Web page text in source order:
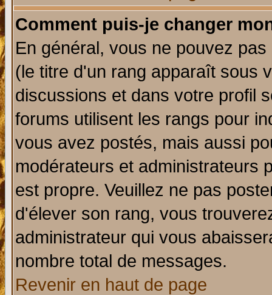
Comment puis-je changer
En général, vous ne pouvez
(le titre d'un rang apparaît sous
discussions et dans votre profil
forums utilisent les rangs pour
vous avez postés, mais aussi
modérateurs et administrateurs
est propre. Veuillez ne pas
d'élever son rang, vous
administrateur qui vous
nombre total de messages.
Revenir en haut de page